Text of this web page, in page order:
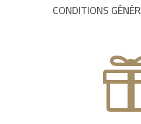
CONDITIONS